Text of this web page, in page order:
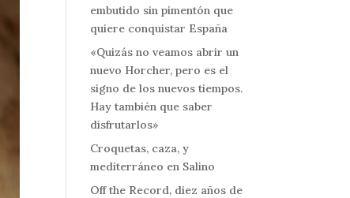
embutido sin pimentón que
quiere conquistar España
«Quizás no veamos abrir un
nuevo Horcher, pero es el
signo de los nuevos tiempos.
Hay también que saber
disfrutarlos»
Croquetas, caza, y
mediterráneo en Salino
Off the Record, diez años de